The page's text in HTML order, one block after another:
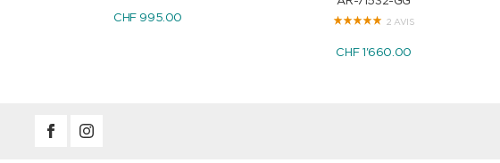
CHF 995.00 2 AVIS
CHF 1'660.00